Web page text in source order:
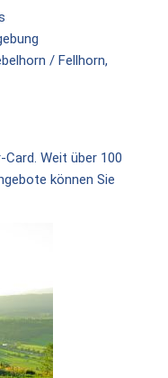
/ Fellhorn,
Weit über 100
können Sie